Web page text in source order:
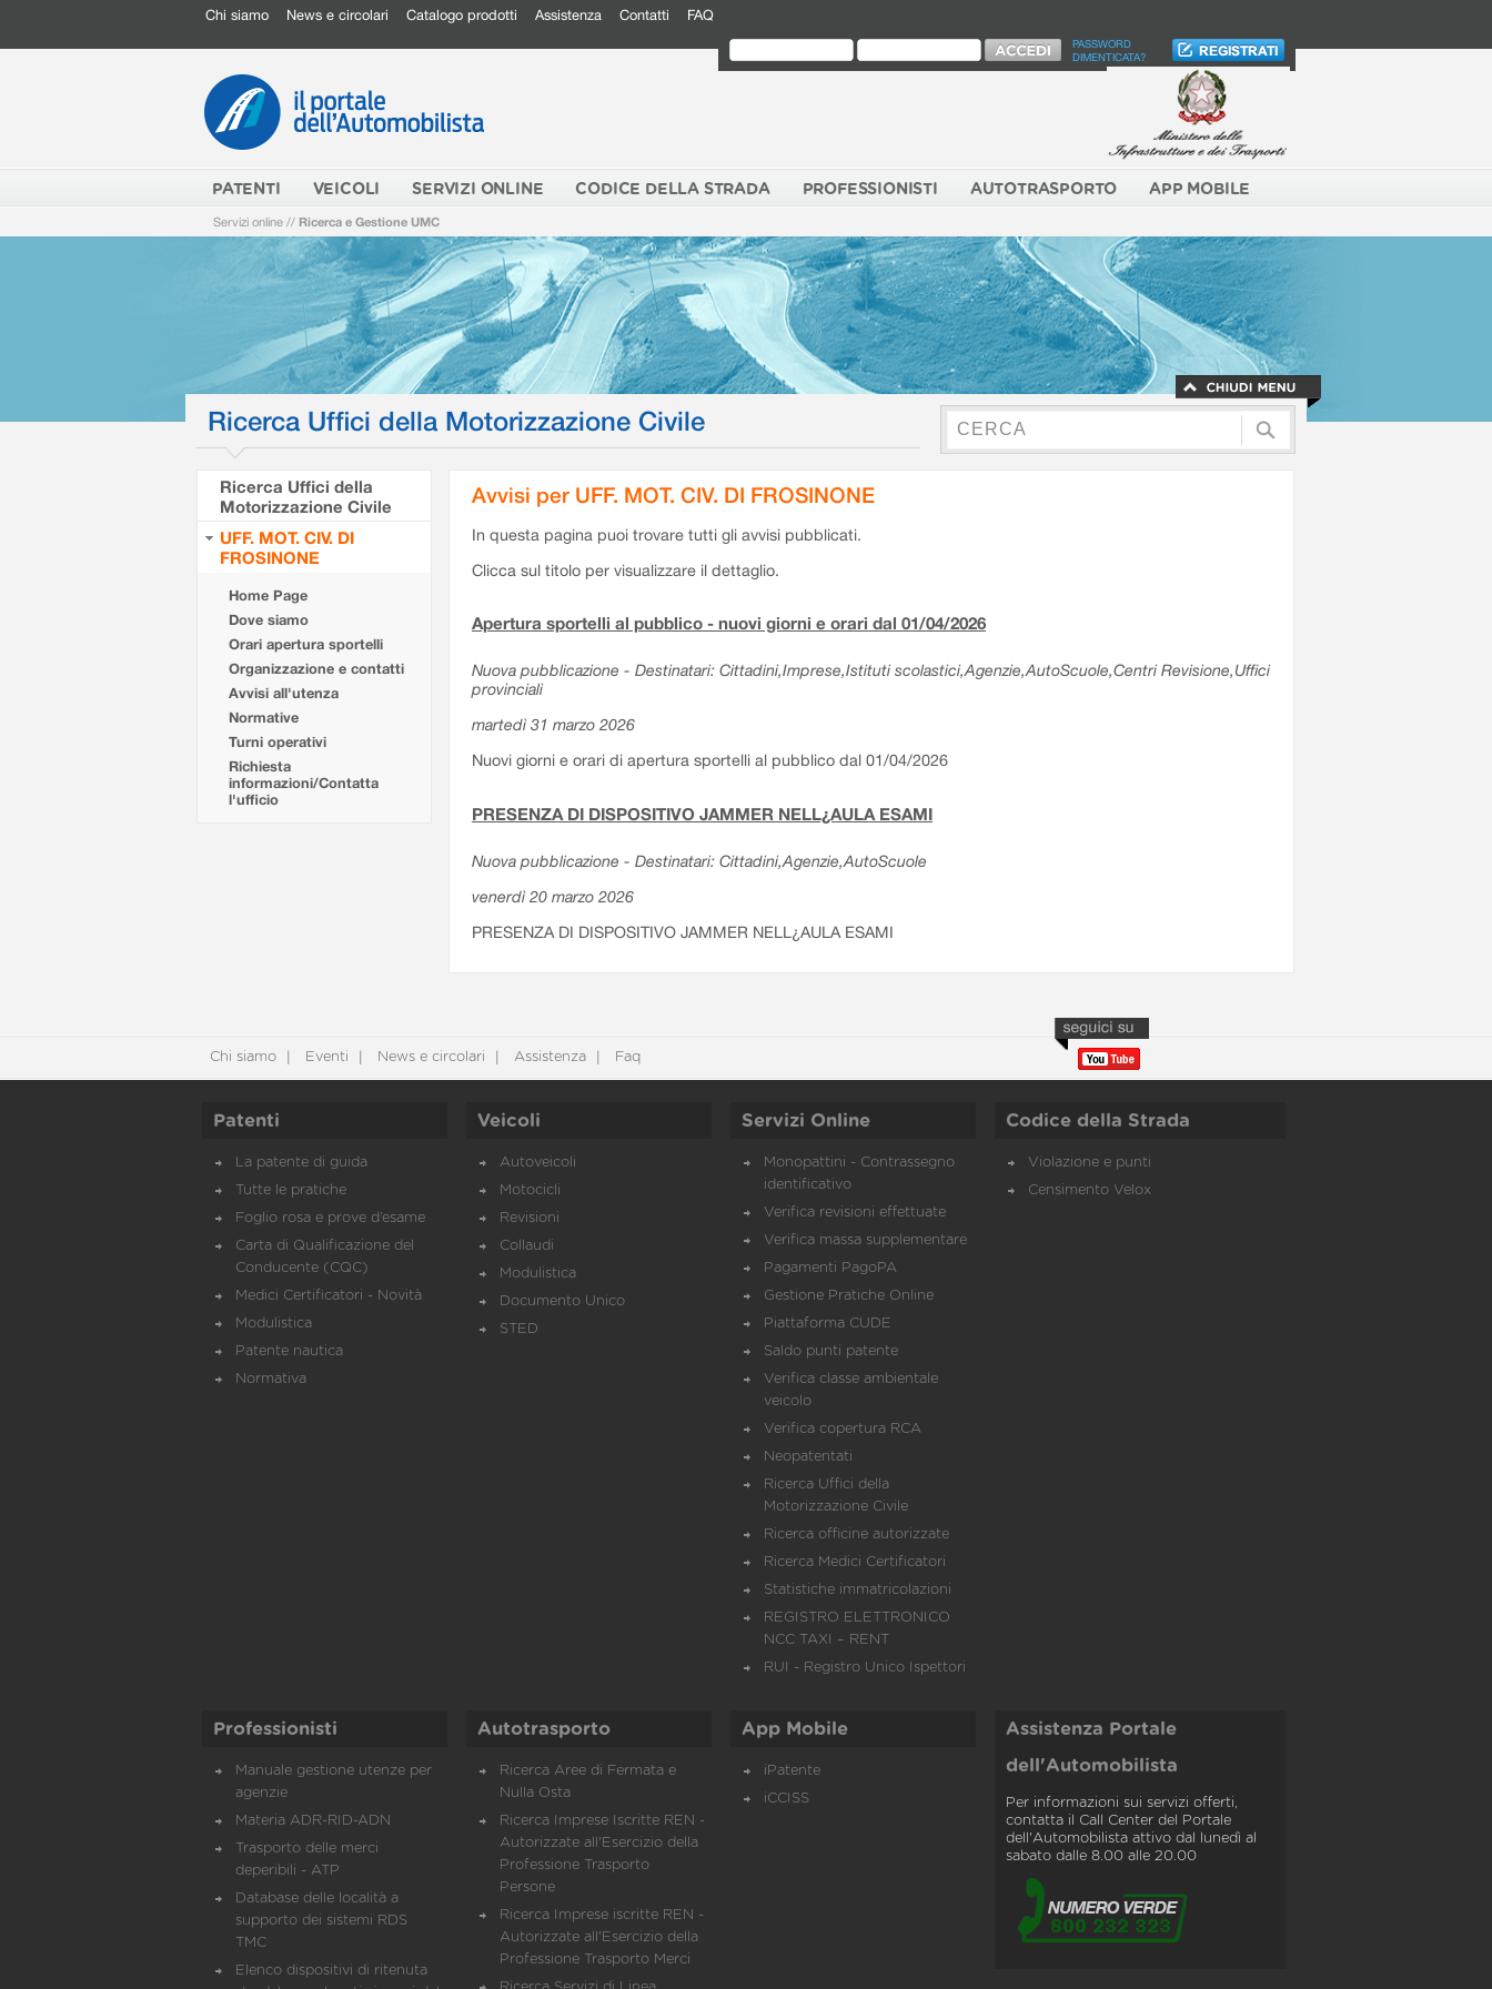
Chi siamo News e circolari Catalogo prodotti Assistenza Contatti FAQ
PASSWORD
DIMENTICATA?
PATENTI VEICOLI SERVIZI ONLINE CODICE DELLA STRADA PROFESSIONISTI AUTOTRASPORTO APP MOBILE
Servizi online // Ricerca e Gestione UMC
Ricerca Uffici della Motorizzazione Civile
Ricerca Uffici della
Motorizzazione Civile
UFF. MOT. CIV. DI
FROSINONE
Home Page
Dove siamo
Orari apertura sportelli
Organizzazione e contatti
Avvisi all'utenza
Normative
Turni operativi
Richiesta
informazioni/Contatta
l'ufficio
Avvisi per UFF. MOT. CIV. DI FROSINONE
In questa pagina puoi trovare tutti gli avvisi pubblicati.
Clicca sul titolo per visualizzare il dettaglio.
Apertura sportelli al pubblico - nuovi giorni e orari dal 01/04/2026
Nuova pubblicazione - Destinatari: Cittadini,Imprese,Istituti scolastici,Agenzie,AutoScuole,Centri Revisione,Uffici
provinciali
martedì 31 marzo 2026
Nuovi giorni e orari di apertura sportelli al pubblico dal 01/04/2026
PRESENZA DI DISPOSITIVO JAMMER NELL¿AULA ESAMI
Nuova pubblicazione - Destinatari: Cittadini,Agenzie,AutoScuole
venerdì 20 marzo 2026
PRESENZA DI DISPOSITIVO JAMMER NELL¿AULA ESAMI
Chi siamo Eventi News e circolari Assistenza Faq
Patenti
La patente di guida
Tutte le pratiche
Foglio rosa e prove d’esame
Carta di Qualificazione del
Conducente (CQC)
Medici Certificatori - Novità
Modulistica
Patente nautica
Normativa
Veicoli
Autoveicoli
Motocicli
Revisioni
Collaudi
Modulistica
Documento Unico
STED
Servizi Online
Monopattini - Contrassegno
identificativo
Verifica revisioni effettuate
Verifica massa supplementare
Pagamenti PagoPA
Gestione Pratiche Online
Piattaforma CUDE
Saldo punti patente
Verifica classe ambientale
veicolo
Verifica copertura RCA
Neopatentati
Ricerca Uffici della
Motorizzazione Civile
Ricerca officine autorizzate
Ricerca Medici Certificatori
Statistiche immatricolazioni
REGISTRO ELETTRONICO
NCC TAXI – RENT
RUI - Registro Unico Ispettori
Codice della Strada
Violazione e punti
Censimento Velox
Professionisti
Manuale gestione utenze per
agenzie
Materia ADR-RID-ADN
Trasporto delle merci
deperibili - ATP
Database delle località a
supporto dei sistemi RDS
TMC
Elenco dispositivi di ritenuta
Autotrasporto
Ricerca Aree di Fermata e
Nulla Osta
Ricerca Imprese Iscritte REN -
Autorizzate all'Esercizio della
Professione Trasporto
Persone
Ricerca Imprese iscritte REN -
Autorizzate all'Esercizio della
Professione Trasporto Merci
App Mobile
iPatente
iCCISS
Assistenza Portale
dell'Automobilista
Per informazioni sui servizi offerti,
contatta il Call Center del Portale
dell'Automobilista attivo dal lunedì al
sabato dalle 8.00 alle 20.00